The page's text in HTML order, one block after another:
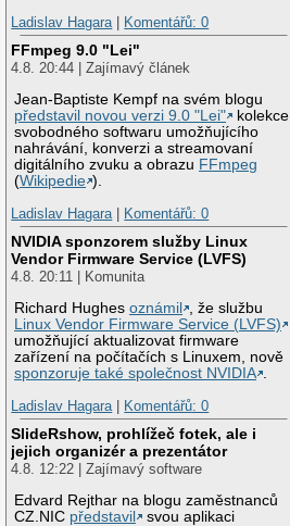
Ladislav Hagara
Komentářů: 0
FFmpeg 9.0 "Lei"
4.8. 20:44 | Zajímavý článek
Jean-Baptiste Kempf na svém blogu
představil novou verzi 9.0 "Lei"
kolekce
svobodného softwaru umožňujícího
nahrávání, konverzi a streamovaní
digitálního zvuku a obrazu FFmpeg
(Wikipedie ).
Ladislav Hagara
Komentářů: 0
NVIDIA sponzorem služby Linux
Vendor Firmware Service (LVFS)
4.8. 20:11 | Komunita
Richard Hughesoznámil
, že službu
Linux Vendor Firmware Service (LVFS)
umožňující aktualizovat firmware
zařízení na počítačích s Linuxem, nově
sponzoruje také společnost NVIDIA .
Ladislav Hagara | Komentářů: 0
SlideRshow, prohlížeč fotek, ale i
jejich organizér a prezentátor
4.8. 12:22 | Zajímavý software
Edvard Rejthar na blogu zaměstnanců
CZ.NIC představil
svou aplikaci